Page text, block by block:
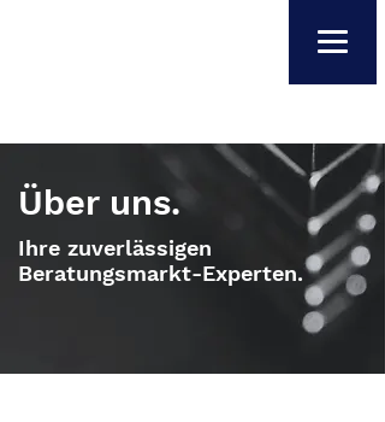
Über uns.
Ihre zuverlässigen
Beratungsmarkt-Experten.